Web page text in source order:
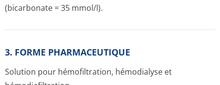
(bicarbonate = 35 mmol/l).
3. FORME PHARMACEUTIQUE
Solution pour hémofiltration, hémodialyse et